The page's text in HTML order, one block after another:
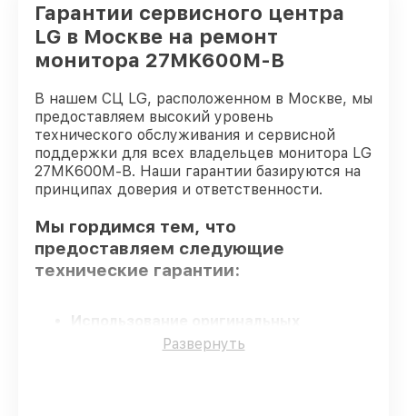
Гарантии сервисного центра
LG в Москве на ремонт
монитора 27MK600M-B
В нашем СЦ LG, расположенном в Москве, мы
предоставляем высокий уровень
технического обслуживания и сервисной
поддержки для всех владельцев монитора LG
27MK600M-B. Наши гарантии базируются на
принципах доверия и ответственности.
Мы гордимся тем, что
предоставляем следующие
технические гарантии:
– для всех видов сервиса
Развернуть